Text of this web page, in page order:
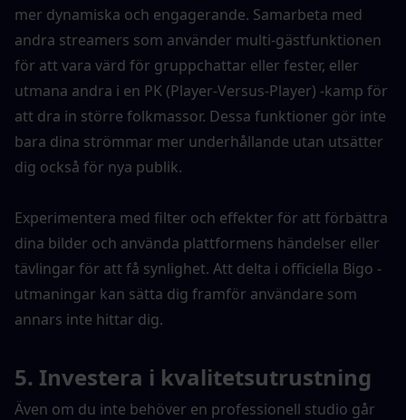
mer dynamiska och engagerande. Samarbeta med
andra streamers som använder multi-gästfunktionen
för att vara värd för gruppchattar eller fester, eller
utmana andra i en PK (Player-Versus-Player) -kamp för
att dra in större folkmassor. Dessa funktioner gör inte
bara dina strömmar mer underhållande utan utsätter
dig också för nya publik.
Experimentera med filter och effekter för att förbättra
dina bilder och använda plattformens händelser eller
tävlingar för att få synlighet. Att delta i officiella Bigo -
utmaningar kan sätta dig framför användare som
annars inte hittar dig.
5. Investera i kvalitetsutrustning
Även om du inte behöver en professionell studio går